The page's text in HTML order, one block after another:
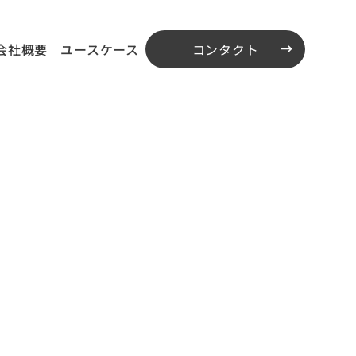
社概要 ユースケース コンタクト